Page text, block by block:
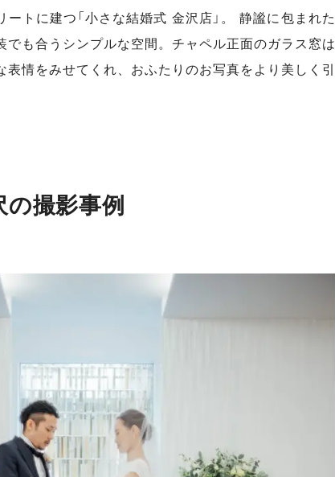
トに建つ「小さな結婚式 金沢店」。 静謐に包まれた
でも合うシンプルな空間。チャペル正面のガラス窓は
表情をみせてくれ、おふたりのお写真をより美しく引
撮影事例